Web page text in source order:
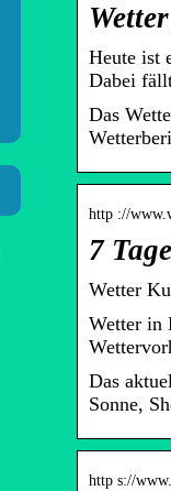
Heute ist
Dabei
Das
http ://
7
Wetter
Wetter in
Das
Sonne,
http s://